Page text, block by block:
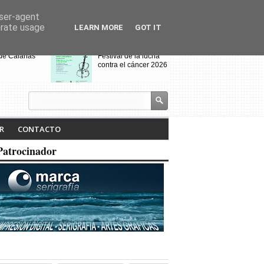
Calañas
Festival de la lucha
contra el cáncer 2026
y el Cerro de
de Villanueva
por el
VIII Feria de
Calañas
pasada ruta
CONTACTO
agent
usage
LEARN MORE GOT IT